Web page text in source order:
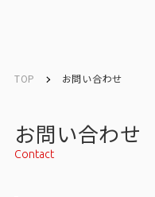
TOP お問い合わせ
お問い合わせ
Contact